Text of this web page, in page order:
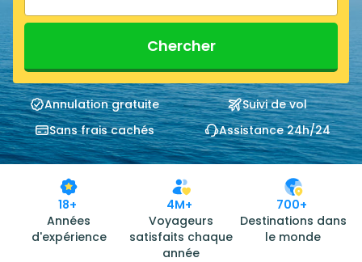
Chercher
Annulation gratuite
Suivi de vol
Sans frais cachés
Assistance 24h/24
18+
Années
d'expérience
4M+
Voyageurs
satisfaits chaque
année
700+
Destinations dans
le monde